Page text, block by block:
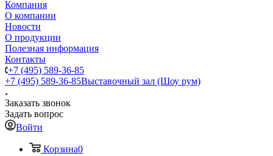
Компания
О компании
Новости
О продукции
Полезная информация
Контакты
+7 (495) 589-36-85
+7 (495) 589-36-85Выставочный зал (Шоу рум)
Заказать звонок
Задать вопрос
Войти
Корзина0